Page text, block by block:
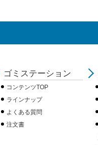
ゴミステーション
コンテンツTOP
ラインナップ
よくある質問
注文書